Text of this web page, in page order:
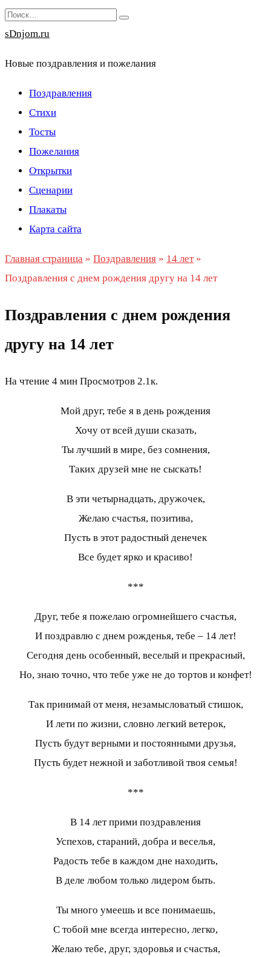
Перейти
к
Search
for:
sDnjom.ru
Новые поздравления и пожелания
Поздравления
Стихи
Тосты
Пожелания
Открытки
Сценарии
Плакаты
Карта сайта
Главная страница » Поздравления » 14 лет»
Поздравления с днем рождения другу на 14 лет
Поздравления с днем рождения
другу на 14 лет
На чтение 4 мин Просмотров 2.1к.
Мой друг, тебе я в день рождения
Хочу от всей души сказать,
Ты лучший в мире, без сомнения,
Таких друзей мне не сыскать!
В эти четырнадцать, дружочек,
Желаю счастья, позитива,
Пусть в этот радостный денечек
Все будет ярко и красиво!
***
Друг, тебе я пожелаю огромнейшего счастья,
И поздравлю с днем рожденья, тебе – 14 лет!
Сегодня день особенный, веселый и прекрасный,
Но, знаю точно, что тебе уже не до тортов и конфет!
Так принимай от меня, незамысловатый стишок,
И лети по жизни, словно легкий ветерок,
Пусть будут верными и постоянными друзья,
Пусть будет нежной и заботливой твоя семья!
***
В 14 лет прими поздравления
Успехов, стараний, добра и веселья,
Радость тебе в каждом дне находить,
В деле любом только лидером быть.
Ты много умеешь и все понимаешь,
С тобой мне всегда интересно, легко,
Желаю тебе, друг, здоровья и счастья,